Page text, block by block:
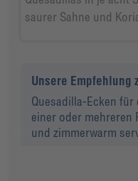
saurer Sahne und
Unsere Empfehlung
Quesadilla-Ecken
einer oder mehreren
und zimmerwarm